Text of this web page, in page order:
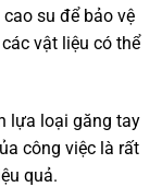
su để bảo vệ
vật liệu có thể
lựa loại găng tay
công việc là rất
quả.